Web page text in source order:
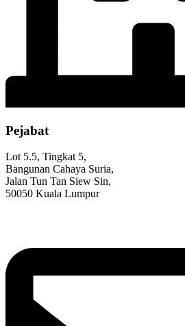
Pejabat
Lot 5.5, Tingkat 5,
Bangunan Cahaya Suria,
Jalan Tun Tan Siew Sin,
50050 Kuala Lumpur